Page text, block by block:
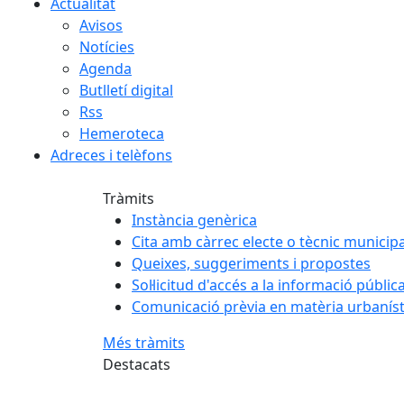
Avisos
Notícies
Agenda
Butlletí digital
Rss
Hemeroteca
Adreces i telèfons
Tràmits
Instància genèrica
Cita amb càrrec electe o tècnic
Queixes, suggeriments i propostes
Sol·licitud d'accés a la informació pública
Comunicació prèvia en matèria
Més tràmits
Destacats